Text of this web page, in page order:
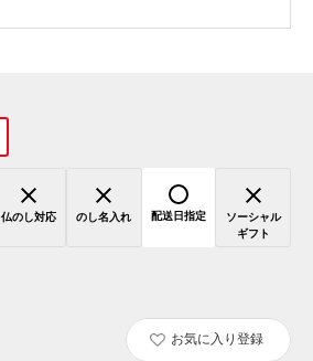
仏のし対応 のし名入れ 配送日指定
ソーシャル
ギフト
お気に入り登録